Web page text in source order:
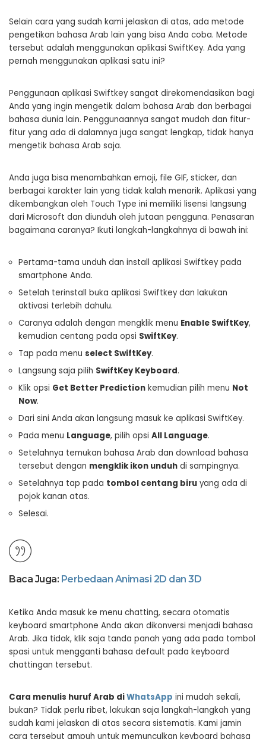
Selain cara yang sudah kami jelaskan di atas, ada metode
pengetikan bahasa Arab lain yang bisa Anda coba. Metode
tersebut adalah menggunakan aplikasi SwiftKey. Ada yang
pernah menggunakan aplikasi satu ini?
Penggunaan aplikasi Swiftkey sangat direkomendasikan bagi
Anda yang ingin mengetik dalam bahasa Arab dan berbagai
bahasa dunia lain. Penggunaannya sangat mudah dan fitur-
fitur yang ada di dalamnya juga sangat lengkap, tidak hanya
mengetik bahasa Arab saja.
Anda juga bisa menambahkan emoji, file GIF, sticker, dan
berbagai karakter lain yang tidak kalah menarik. Aplikasi yang
dikembangkan oleh Touch Type ini memiliki lisensi langsung
dari Microsoft dan diunduh oleh jutaan pengguna. Penasaran
bagaimana caranya? Ikuti langkah-langkahnya di bawah ini:
Pertama-tama unduh dan install aplikasi Swiftkey pada
smartphone Anda.
Setelah terinstall buka aplikasi Swiftkey dan lakukan
aktivasi terlebih dahulu.
Caranya adalah dengan mengklik menu Enable SwiftKey,
kemudian centang pada opsi SwiftKey.
Tap pada menu select SwiftKey.
Langsung saja pilih SwiftKey Keyboard.
Klik opsi Get Better Prediction kemudian pilih menu Not
Now.
Dari sini Anda akan langsung masuk ke aplikasi SwiftKey.
Pada menu Language, pilih opsi All Language.
Setelahnya temukan bahasa Arab dan download bahasa
tersebut dengan mengklik ikon unduh di sampingnya.
Setelahnya tap pada tombol centang biru yang ada di
pojok kanan atas.
Selesai.
Baca Juga: Perbedaan Animasi 2D dan 3D
Ketika Anda masuk ke menu chatting, secara otomatis
keyboard smartphone Anda akan dikonversi menjadi bahasa
Arab. Jika tidak, klik saja tanda panah yang ada pada tombol
spasi untuk mengganti bahasa default pada keyboard
chattingan tersebut.
Cara menulis huruf Arab diWhatsApp ini mudah sekali,
bukan? Tidak perlu ribet, lakukan saja langkah-langkah yang
sudah kami jelaskan di atas secara sistematis. Kami jamin
cara tersebut ampuh untuk memunculkan keyboard bahasa